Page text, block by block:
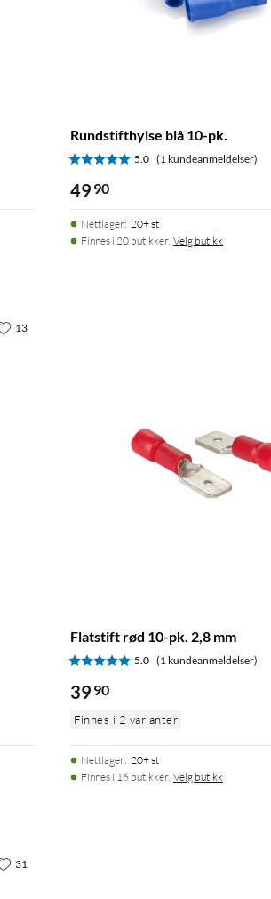
Rundstifthylse blå 10-pk.
5.0 (1 kundeanmeldelser)
49 90
Nettlager: 20+ st
Finnes i 20 butikker. Velg butikk
13
Flatstift rød 10-pk. 2,8 mm
5.0 (1 kundeanmeldelser)
39 90
Finnes i 2 varianter
Nettlager: 20+ st
Finnes i 16 butikker. Velg butikk
31